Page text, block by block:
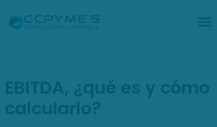
EBITDA, ¿qué es y cómo
calcularlo?